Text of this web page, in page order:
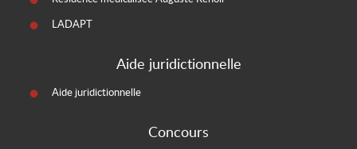
LADAPT
Aide juridictionnelle
Aide juridictionnelle
Concours